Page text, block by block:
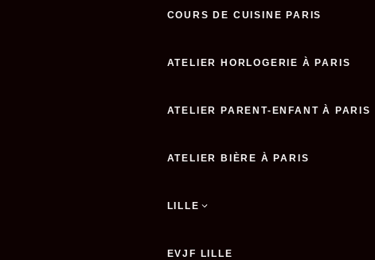
COURS DE CUISINE PARIS
ATELIER HORLOGERIE À PARIS
ATELIER PARENT-ENFANT À PARIS
ATELIER BIÈRE À PARIS
LILLE
EVJF LILLE